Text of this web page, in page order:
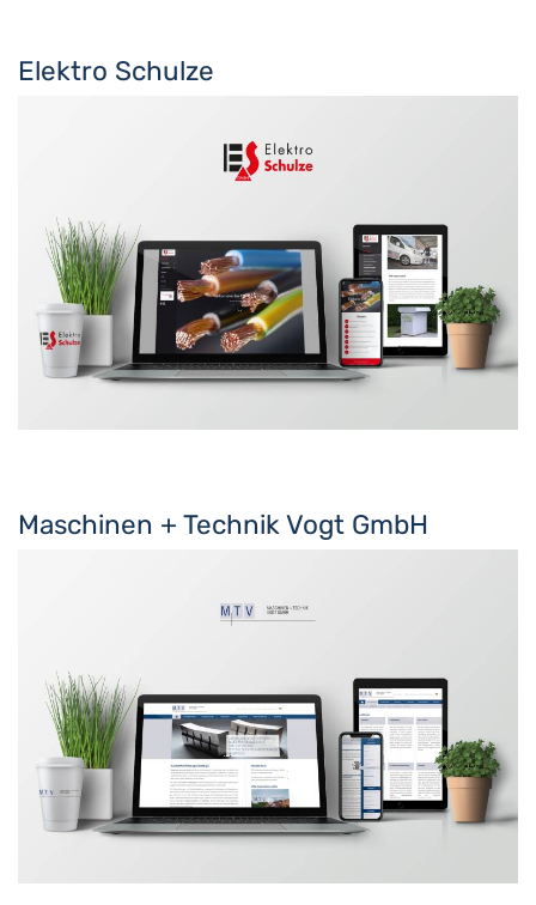
Elektro Schulze
Maschinen + Technik Vogt GmbH